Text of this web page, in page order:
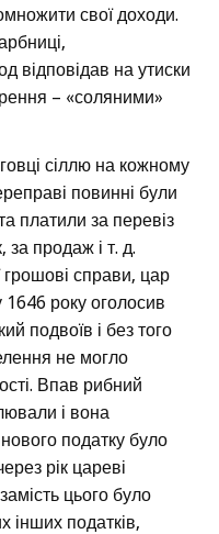
свої доходи.
відповідав на утиски
– «соляними»
сіллю на кожному
повинні були
платили за перевіз
за продаж і т. д.
справи, цар
року оголосив
подвоїв і без того
не могло
Впав рибний
і вона
податку було
рік цареві
цього було
інших податків,